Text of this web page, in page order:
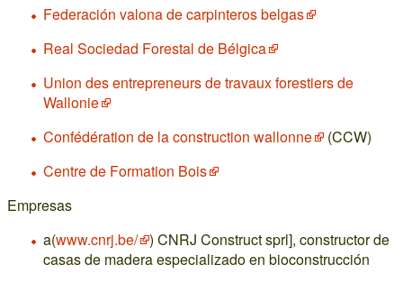
Federación valona de carpinteros belgas
Real Sociedad Forestal de Bélgica
Union des entrepreneurs de travaux forestiers de
Wallonie
Confédération de la construction wallonne
(CCW)
Centre de Formation Bois
Empresas
a(www.cnrj.be/ ) CNRJ Construct sprl], constructor de
casas de madera especializado en bioconstrucción